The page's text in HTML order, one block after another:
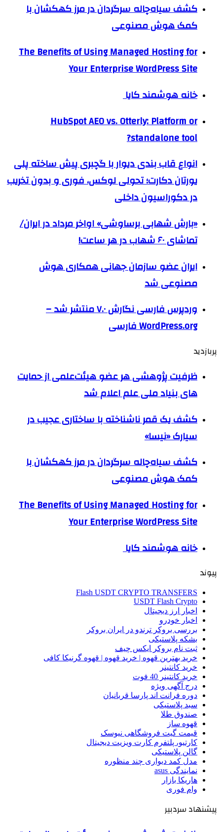
کشف سیاه‌چاله سرگردان در مرز کهکشان با
کمک هوش مصنوعی
The Benefits of Using Managed Hosting for
Your Enterprise WordPress Site
خانه هوشمند کایا
HubSpot AEO vs. Otterly: Platform or
standalone tool?
انواع قاب بندی دیوار با گچبری پیش ساخته پلی
یورتان دکارت؛ تحولی لوکس، فوری و بدون تخریب
در دکوراسیون داخلی
«بارش شهابی برساوشی» اواخر مرداد در ایران/
تماشای ۶۰ شهاب در هر ساعت!
ایران عضو سازمان جهانی همکاری هوش
مصنوعی شد
وردپرس فارسی نگارش ۷.۰ منتشر شد –
WordPress.org فارسی
پربازدید
ظرفیت پژوهشی هر عضو هیئت‌علمی از حمایت
های بنیاد ملی علم اعلام شد
کشف یک قمر ناشناخته با ساختاری عجیب در
سیارک «نیسا»
کشف سیاه‌چاله سرگردان در مرز کهکشان با
کمک هوش مصنوعی
The Benefits of Using Managed Hosting for
Your Enterprise WordPress Site
خانه هوشمند کایا
پیوند
Flash USDT CRYPTO TRANSFERS
USDT Flash Crypto
اخبار ارز دیجیتال
اخبار خودرو
بررسی بروکر ترندو در ایران بروکر
بشکه پلاستیکی
ثبت نام بروکر ایکس چیف
خرید بهترین قهوه | خرید قهوه | قهوه گرنیکا کافی
خرید کانتینر
خرید کانتینر 40 فوت
درج آگهی ویژه
دوره فرانت اند پارسا قربانیان
سبد پلاستیکی
صندوق طلا
قهوه ساز
قیمت گیت فروشگاهی نیوسک
کارتیو، پلتفرم کارت ویزیت دیجیتال
گالن پلاستیکی
مدل کمد دیواری چند منظوره
نمایندگی asus
هاریکا بازار
وام فوری
پیشنهاد سردبیر